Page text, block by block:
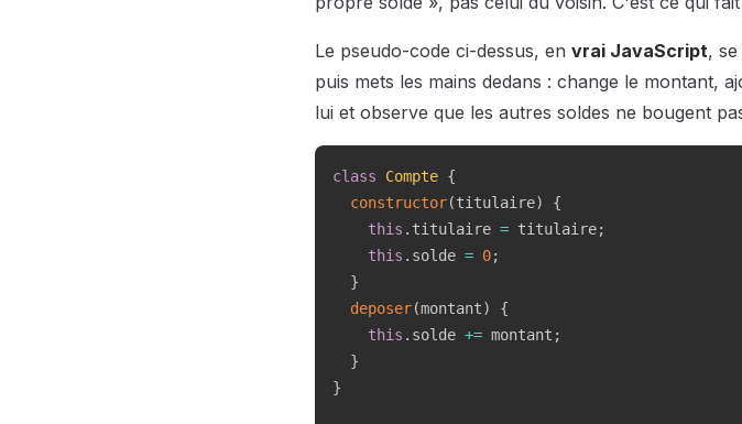
Le pseudo-code ci-dessus, en vrai JavaScript,
puis mets les mains dedans : change le montant,
lui et observe que les autres soldes ne bougent
class Compte {
constructor(titulaire)
{
this . titulaire = titulaire;
this . solde = 0;
}
deposer(montant)
{
this . solde += montant ;
}
}